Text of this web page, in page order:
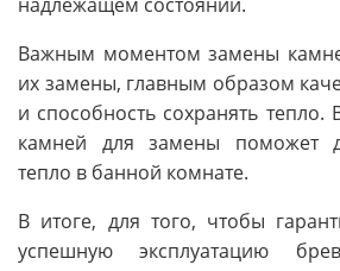
Важным моментом замены
их замены, главным образом
и способность сохранять
камней для замены поможет
тепло в банной комнате.
В итоге, для того, чтобы
успешную эксплуатацию